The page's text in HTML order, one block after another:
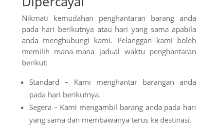
Nikmati kemudahan penghantaran barang anda
pada hari berikutnya atau hari yang sama apabila
anda menghubungi kami. Pelanggan kami boleh
memilih mana-mana jadual waktu penghantaran
berikut:
Standard – Kami menghantar barangan anda
pada hari berikutnya.
Segera – Kami mengambil barang anda pada hari
yang sama dan membawanya terus ke destinasi.